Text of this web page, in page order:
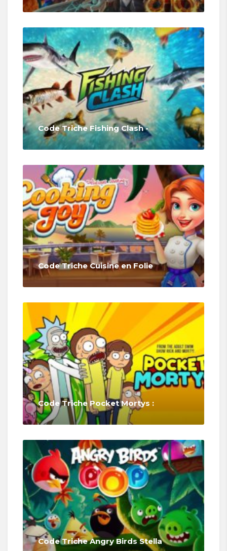
Code Triche Fishing Clash -
Code Triche Cuisine en Folie
Code Triche Pocket Mortys :
Code Triche Angry Birds Stella